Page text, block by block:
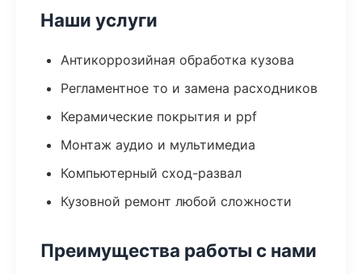
Наши услуги
Антикоррозийная обработка кузова
Регламентное то и замена расходников
Керамические покрытия и ppf
Монтаж аудио и мультимедиа
Компьютерный сход-развал
Кузовной ремонт любой сложности
Преимущества работы с нами